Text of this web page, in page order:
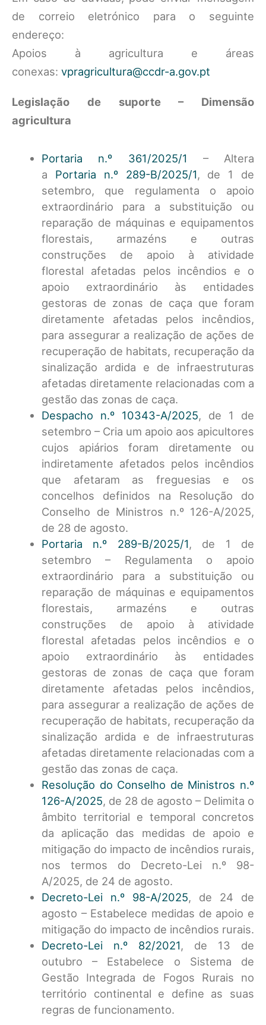
de correio eletrónico para o seguinte
endereço:
Apoios à agricultura e áreas
conexas: vpragricultura@ccdr-a.gov.pt
Legislação de suporte – Dimensão
agricultura
Portaria n.º 361/2025/1
– Altera
a Portaria n.º 289-B/2025/1, de 1 de
setembro, que regulamenta o apoio
extraordinário para a substituição ou
reparação de máquinas e equipamentos
florestais, armazéns e outras
construções de apoio à atividade
florestal afetadas pelos incêndios e o
apoio extraordinário às entidades
gestoras de zonas de caça que foram
diretamente afetadas pelos incêndios,
para assegurar a realização de ações de
recuperação de habitats, recuperação da
sinalização ardida e de infraestruturas
afetadas diretamente relacionadas com a
gestão das zonas de caça.
Despacho n.º 10343-A/2025, de 1 de
setembro – Cria um apoio aos apicultores
cujos apiários foram diretamente ou
indiretamente afetados pelos incêndios
que afetaram as freguesias e os
concelhos definidos na Resolução do
Conselho de Ministros n.º 126-A/2025,
de 28 de agosto.
Portaria n.º 289-B/2025/1, de 1 de
setembro – Regulamenta o apoio
extraordinário para a substituição ou
reparação de máquinas e equipamentos
florestais, armazéns e outras
construções de apoio à atividade
florestal afetadas pelos incêndios e o
apoio extraordinário às entidades
gestoras de zonas de caça que foram
diretamente afetadas pelos incêndios,
para assegurar a realização de ações de
recuperação de habitats, recuperação da
sinalização ardida e de infraestruturas
afetadas diretamente relacionadas com a
gestão das zonas de caça.
Resolução do Conselho de Ministros n.º
126-A/2025, de 28 de agosto – Delimita o
âmbito territorial e temporal concretos
da aplicação das medidas de apoio e
mitigação do impacto de incêndios rurais,
nos termos do Decreto-Lei n.º 98-
A/2025, de 24 de agosto.
Decreto-Lei n.º 98-A/2025, de 24 de
agosto – Estabelece medidas de apoio e
mitigação do impacto de incêndios rurais.
Decreto-Lei n.º 82/2021, de 13 de
outubro – Estabelece o Sistema de
Gestão Integrada de Fogos Rurais no
território continental e define as suas
regras de funcionamento.